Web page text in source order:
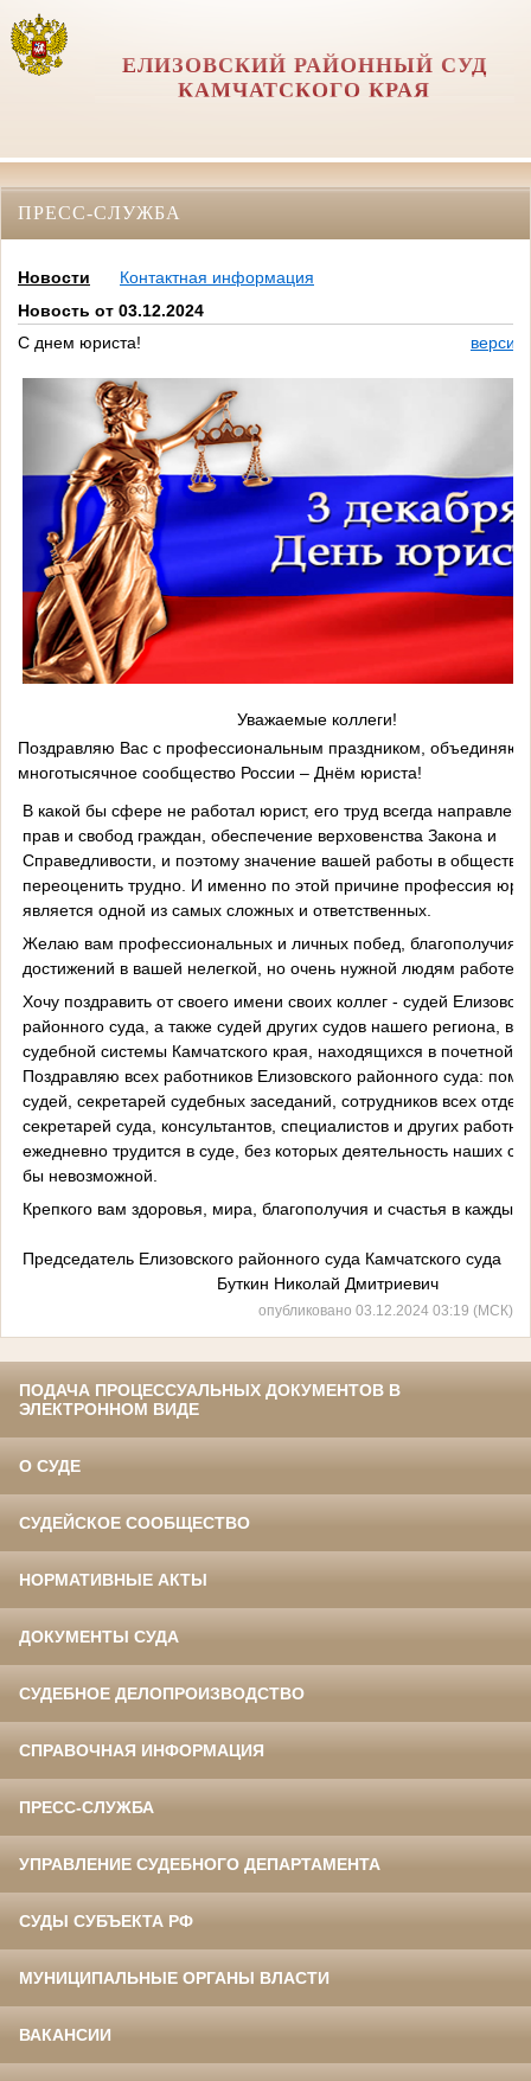
ЕЛИЗОВСКИЙ РАЙОННЫЙ СУД
КАМЧАТСКОГО КРАЯ
ПРЕСС-СЛУЖБА
Новости
Контактная информация
Новость от 03.12.2024
С днем юриста!
версия
Уважаемые коллеги!
Поздравляю Вас с профессиональным праздником,
многотысячное сообщество России – Днём юриста!
В какой бы сфере не работал юрист, его труд всегда направлен
прав и свобод граждан, обеспечение верховенства Закона и
Справедливости, и поэтому значение вашей работы в обществе
переоценить трудно. И именно по этой причине профессия
является одной из самых сложных и ответственных.
Желаю вам профессиональных и личных побед, благополучия
достижений в вашей нелегкой, но очень нужной людям работе!
Хочу поздравить от своего имени своих коллег - судей
районного суда, а также судей других судов нашего региона,
судебной системы Камчатского края, находящихся в почетной
Поздравляю всех работников Елизовского районного суда:
судей, секретарей судебных заседаний, сотрудников всех
секретарей суда, консультантов, специалистов и других
ежедневно трудится в суде, без которых деятельность наших
бы невозможной.
Крепкого вам здоровья, мира, благополучия и счастья в каждый
Председатель Елизовского районного суда Камчатского суда
Буткин Николай Дмитриевич
опубликовано 03.12.2024 03:19 (МСК)
ПОДАЧА ПРОЦЕССУАЛЬНЫХ ДОКУМЕНТОВ В
ЭЛЕКТРОННОМ ВИДЕ
О СУДЕ
СУДЕЙСКОЕ СООБЩЕСТВО
НОРМАТИВНЫЕ АКТЫ
ДОКУМЕНТЫ СУДА
СУДЕБНОЕ ДЕЛОПРОИЗВОДСТВО
СПРАВОЧНАЯ ИНФОРМАЦИЯ
ПРЕСС-СЛУЖБА
УПРАВЛЕНИЕ СУДЕБНОГО ДЕПАРТАМЕНТА
СУДЫ СУБЪЕКТА РФ
МУНИЦИПАЛЬНЫЕ ОРГАНЫ ВЛАСТИ
ВАКАНСИИ